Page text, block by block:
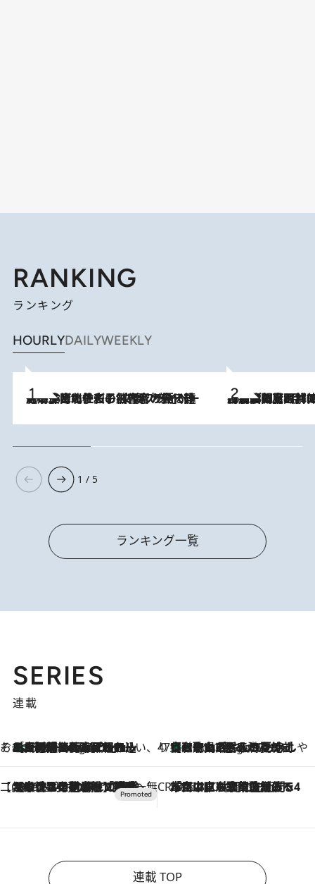
RANKING
ランキング
HOURLYDAILYWEEKLY
2026.8.3
《「文士の子ども被害者の会」発足！》阿川佐和子（72）が語る遠藤周作に北杜夫、劇作家・矢代静一の子どもたちの“文豪プライベート事件簿” 2026.8.8
「最後に見られてよかった」上野動物園の東園パンダ舎が解体前に特別公開。8月16日まで延長されたパネル展と共に辿る“半世紀”のパンダ飼育《解体工事の図面あり》
1 / 5
ランキング一覧
SERIES
連載
そおだよおこの関西おいしい、おやつ紀行5 Hours Ago
［大阪府箕面市］一皿一皿目の前で仕上げられる、料理を巧みに組み込んだアシェットデセールコース「ミチル アシェット デセール（Michiru assiette dessert）」 47都道府県の手みやげ ひんやりスイーツで夏を満喫
5 Hours Ago
【和歌山県】この夏絶対食べたい 冷やしておいしいおやつ3選 みかんがごろっと丸ごと入ったジュレ
【CREA×星野リゾート】唯一無二。癒しと発見が待つ場所へ
2026.8.7
【トンボの足水浴】ヒノキの香りに包まれて涼感マックス！約13℃の湧水かけ流しを避暑地「星野温泉 トンボの湯」で体験 CREA'S CHOICE
2026.8.7
「立川にも歌舞伎があるんだよ」 片岡仁左衛門・市川中車ら豪華座組みで4年目の立川立飛歌舞伎へ
連載 TOP